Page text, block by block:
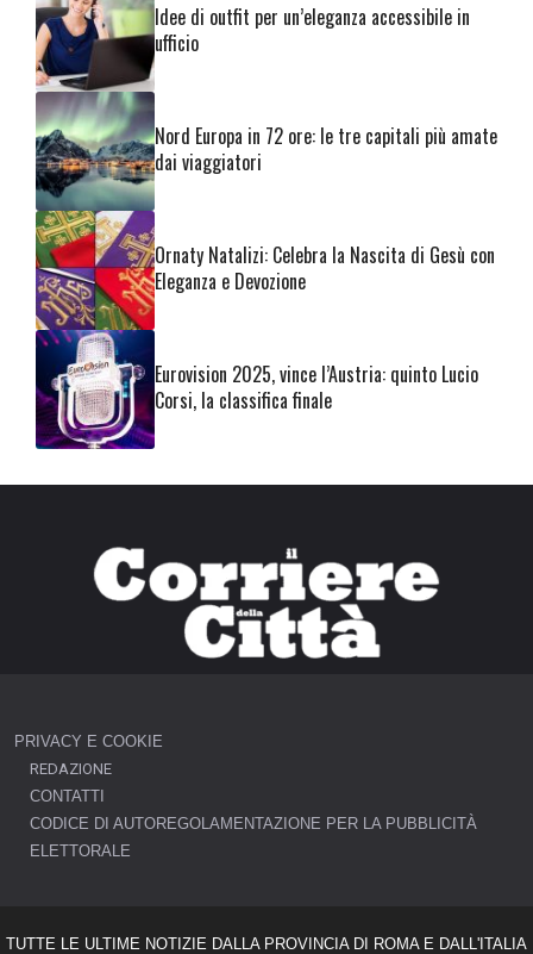
Idee di outfit per un’eleganza accessibile in
ufficio
Nord Europa in 72 ore: le tre capitali più amate
dai viaggiatori
Ornaty Natalizi: Celebra la Nascita di Gesù con
Eleganza e Devozione
Eurovision 2025, vince l’Austria: quinto Lucio
Corsi, la classifica finale
PRIVACY E COOKIE
REDAZIONE
CONTATTI
CODICE DI AUTOREGOLAMENTAZIONE PER LA PUBBLICITÀ
ELETTORALE
TUTTE LE ULTIME NOTIZIE DALLA PROVINCIA DI ROMA E DALL'ITALIA